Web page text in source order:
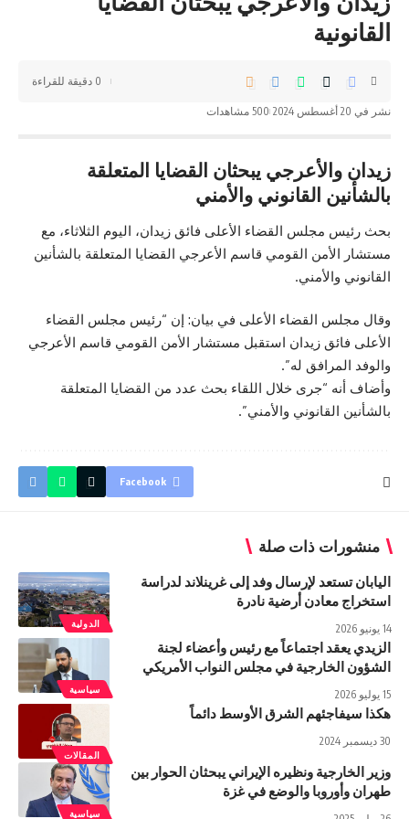
القانونیة
نشر في 20 أغسطس 2024 500 مشاهدات
0 دقيقة للقراءة
زيدان والأعرجي يبحثان القضايا المتعلقة
بالشأنين القانوني والأمني
بحث رئيس مجلس القضاء الأعلى فائق زيدان، اليوم الثلاثاء، مع
مستشار الأمن القومي قاسم الأعرجي القضايا المتعلقة بالشأنين
القانوني والأمني.
وقال مجلس القضاء الأعلى في بيان: إن “رئيس مجلس القضاء
الأعلى فائق زيدان استقبل مستشار الأمن القومي قاسم الأعرجي
والوفد المرافق له”.
وأضاف أنه “جرى خلال اللقاء بحث عدد من القضايا المتعلقة
بالشأنين القانوني والأمني”.
Facebook
منشورات ذات صلة
الدولية
اليابان تستعد ‌لإرسال وفد إلى غرينلاند لدراسة
استخراج معادن أرضية نادرة
14 يونيو 2026
سياسية
الزيدي يعقد اجتماعاً مع رئيس وأعضاء لجنة
الشؤون الخارجية في مجلس النواب الأمريكي
15 يوليو 2026
المقالات
هكذا سيفاجئهم الشرق الأوسط دائماً
30 ديسمبر 2024
سياسية
وزير الخارجية ونظيره الإيراني يبحثان الحوار بين
طهران وأوروبا والوضع في غزة